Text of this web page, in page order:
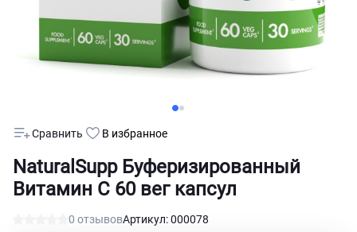
NaturalSupp Буферизированный
Витамин C 60 вег капсул
0 отзывовАртикул: 000078
Сравнить В избранное